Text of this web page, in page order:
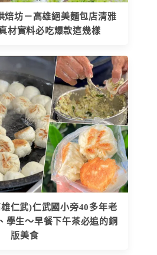
焙坊－高雄絕美麵包店清雅
材實料必吃爆款這幾樣
仁武)仁武國小旁40多年老
學生～早餐下午茶必追的銅
版美食